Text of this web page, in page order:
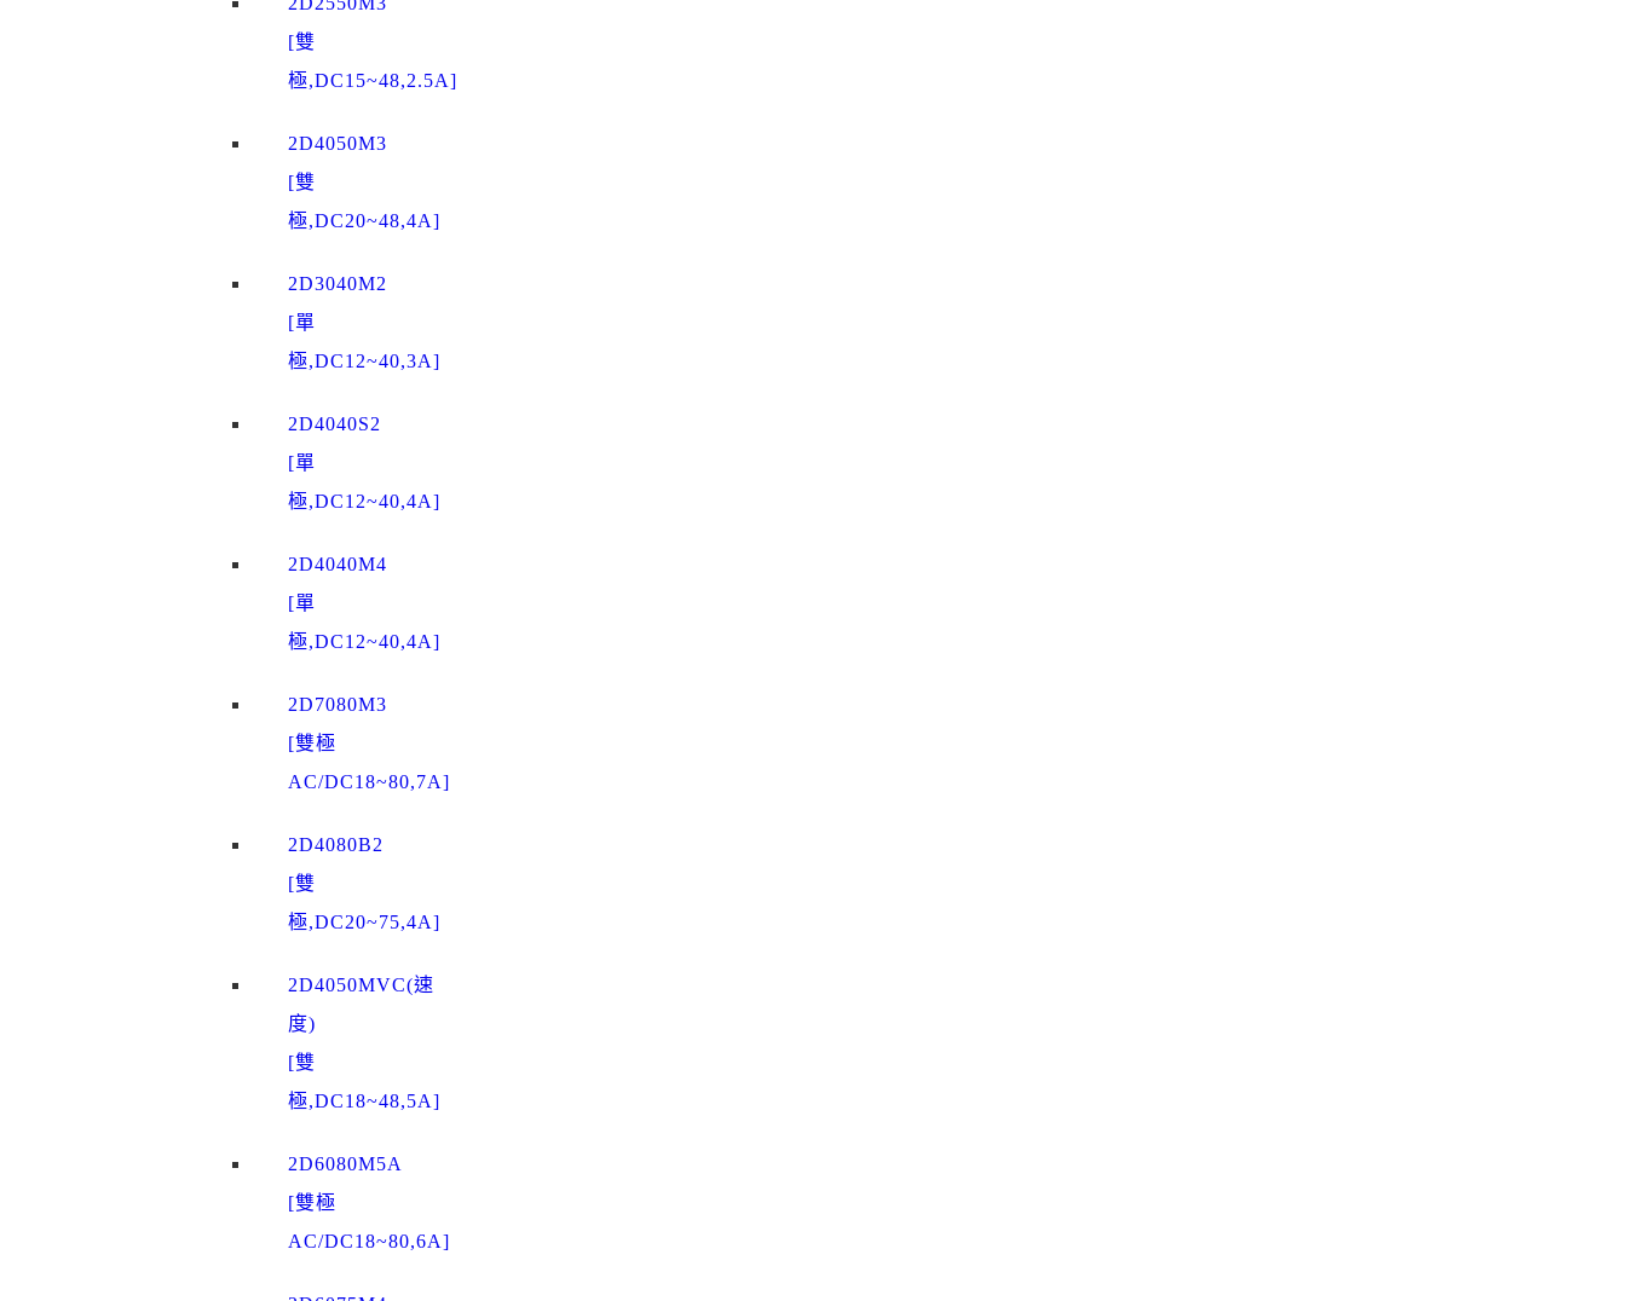
[雙
極,DC15~48,2.5A]
2D4050M3
[雙
極,DC20~48,4A]
2D3040M2
[單
極,DC12~40,3A]
2D4040S2
[單
極,DC12~40,4A]
2D4040M4
[單
極,DC12~40,4A]
2D7080M3
[雙極
AC/DC18~80,7A]
2D4080B2
[雙
極,DC20~75,4A]
2D4050MVC(速
度)
[雙
極,DC18~48,5A]
2D6080M5A
[雙極
AC/DC18~80,6A]